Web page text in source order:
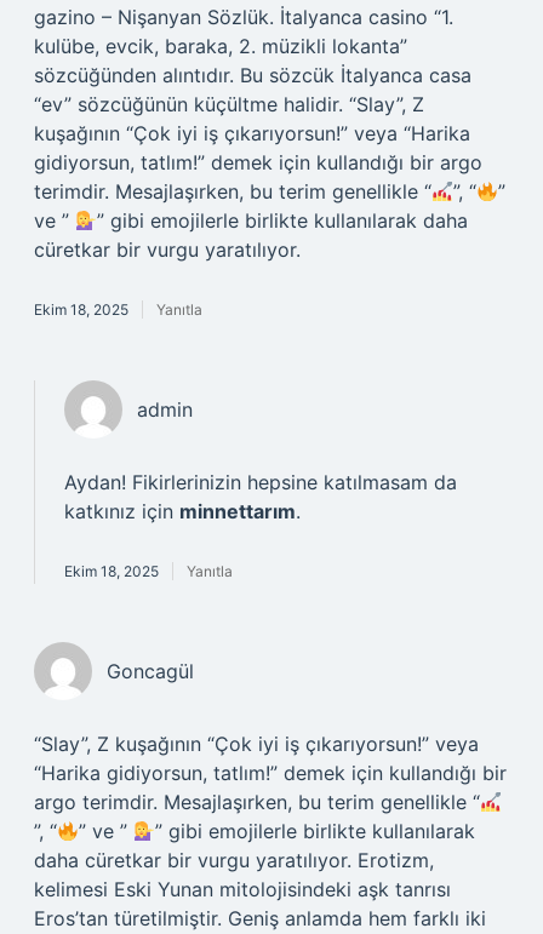
gazino – Nişanyan Sözlük. İtalyanca casino “1.
kulübe, evcik, baraka, 2. müzikli lokanta”
sözcüğünden alıntıdır. Bu sözcük İtalyanca casa
“ev” sözcüğünün küçültme halidir. “Slay”, Z
kuşağının “Çok iyi iş çıkarıyorsun!” veya “Harika
gidiyorsun, tatlım!” demek için kullandığı bir argo
terimdir. Mesajlaşırken, bu terim genellikle “
”, “
”
ve ”
” gibi emojilerle birlikte kullanılarak daha
cüretkar bir vurgu yaratılıyor.
Ekim 18, 2025 Yanıtla
admin
Aydan! Fikirlerinizin hepsine katılmasam da
katkınız için minnettarım.
Ekim 18, 2025 Yanıtla
Goncagül
“Slay”, Z kuşağının “Çok iyi iş çıkarıyorsun!” veya
“Harika gidiyorsun, tatlım!” demek için kullandığı bir
argo terimdir. Mesajlaşırken, bu terim genellikle “
”, “
” ve ”
” gibi emojilerle birlikte kullanılarak
daha cüretkar bir vurgu yaratılıyor. Erotizm,
kelimesi Eski Yunan mitolojisindeki aşk tanrısı
Eros’tan türetilmiştir. Geniş anlamda hem farklı iki